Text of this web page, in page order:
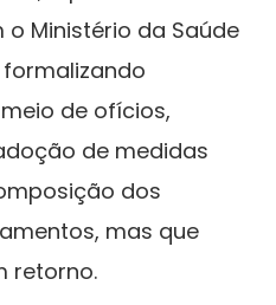
Ministério da Saúde
de ofícios,
de medidas
dos
mas que
retorno.